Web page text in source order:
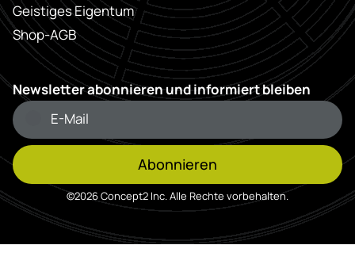
Geistiges Eigentum
Shop-AGB
Newsletter abonnieren und informiert bleiben
Abonnieren
©2026 Concept2 Inc. Alle Rechte vorbehalten.